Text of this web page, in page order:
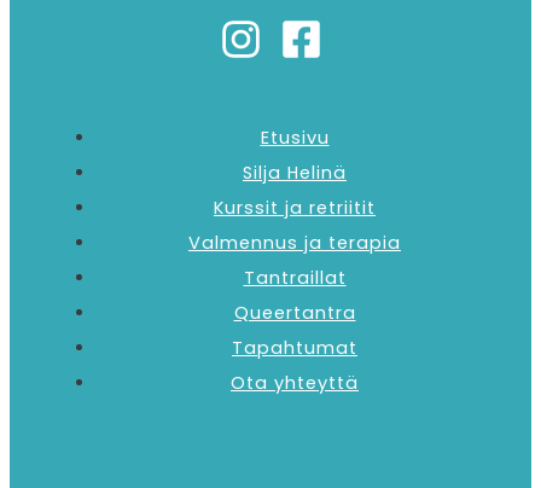
Etusivu
Silja Helinä
Kurssit ja retriitit
Valmennus ja terapia
Tantraillat
Queertantra
Tapahtumat
Ota yhteyttä